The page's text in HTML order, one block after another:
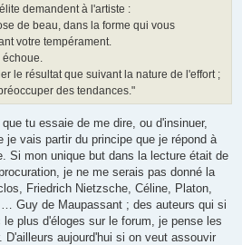
demandent à l'artiste :
de beau, dans la forme qui vous
votre tempérament.
le résultat que suivant la nature de l'effort ;
des tendances."
tu essaie de me dire, ou d'insinuer,
je vais partir du principe que je répond à
Si mon unique but dans la lecture était de
je ne me serais pas donné la
Friedrich Nietzsche, Céline, Platon,
Guy de Maupassant ; des auteurs qui si
plus d'éloges sur le forum, je pense les
D'ailleurs aujourd'hui si on veut assouvir